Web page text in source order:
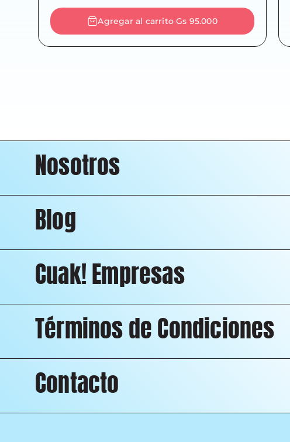
Agregar al carrito-Gs 95.000
Nosotros
Blog
Cuak! Empresas
Términos de Condiciones
Contacto